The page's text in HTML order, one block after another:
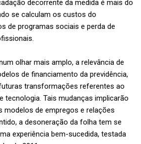
decorrente da medida é mais do
se calculam os custos do
de programas sociais e perda de
olhar mais amplo, a relevância de
de financiamento da previdência,
transformações referentes ao
tecnologia. Tais mudanças implicarão
modelos de empregos e relações
a desoneração da folha tem se
experiência bem-sucedida, testada